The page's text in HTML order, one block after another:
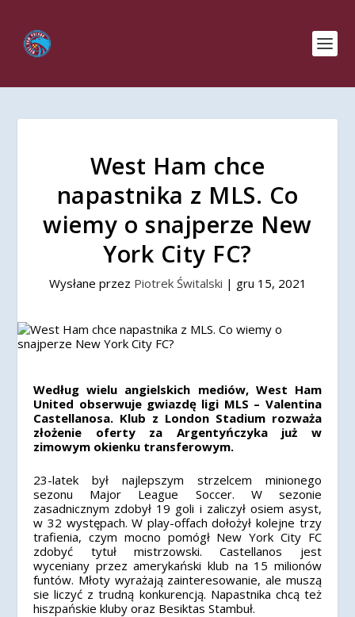
West Ham chce
napastnika z MLS. Co
wiemy o snajperze New
York City FC?
Wysłane przez Piotrek Świtalski | gru 15, 2021
Według wielu angielskich mediów, West Ham
United obserwuje gwiazdę ligi MLS – Valentina
Castellanosa. Klub z London Stadium rozważa
złożenie oferty za Argentyńczyka już w
zimowym okienku transferowym.
23-latek był najlepszym strzelcem minionego
sezonu Major League Soccer. W sezonie
zasadnicznym zdobył 19 goli i zaliczył osiem asyst,
w 32 występach. W play-offach dołożył kolejne trzy
trafienia, czym mocno pomógł New York City FC
zdobyć tytuł mistrzowski. Castellanos jest
wyceniany przez amerykański klub na 15 milionów
funtów. Młoty wyrażają zainteresowanie, ale muszą
sie liczyć z trudną konkurencją. Napastnika chcą też
hiszpańskie kluby oraz Besiktas Stambuł.